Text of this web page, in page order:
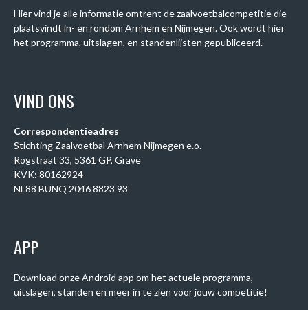
Hier vind je alle informatie omtrent de zaalvoetbalcompetitie die
plaatsvindt in- en rondom Arnhem en Nijmegen. Ook wordt hier
het programma, uitslagen, en standenlijsten gepubliceerd.
VIND ONS
Correspondentieadres
Stichting Zaalvoetbal Arnhem Nijmegen e.o.
Rogstraat 33, 5361 GP, Grave
KVK: 80162924
NL88 BUNQ 2046 8823 93
APP
Download onze Android app om het actuele programma,
uitslagen, standen en meer in te zien voor jouw competitie!